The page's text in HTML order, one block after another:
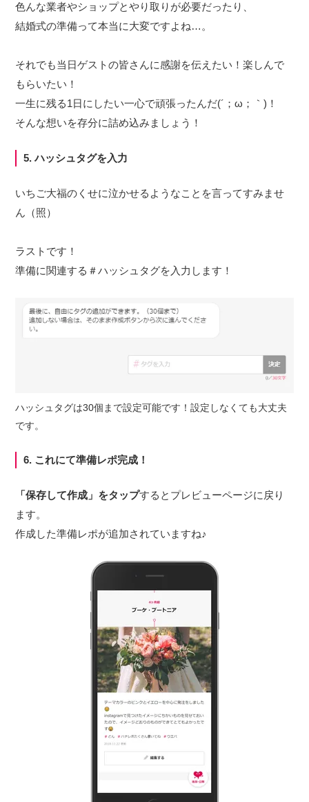
色んな業者やショップとやり取りが必要だったり、
結婚式の準備って本当に大変ですよね…。
それでも当日ゲストの皆さんに感謝を伝えたい！楽しんで
もらいたい！
一生に残る1日にしたい一心で頑張ったんだ(´；ω；｀)！
そんな想いを存分に詰め込みましょう！
5. ハッシュタグを入力
いちご大福のくせに泣かせるようなことを言ってすみませ
ん（照）
ラストです！
準備に関連する＃ハッシュタグを入力します！
ハッシュタグは30個まで設定可能です！設定しなくても大丈夫
です。
6. これにて準備レポ完成！
「保存して作成」をタップするとプレビューページに戻り
ます。
作成した準備レポが追加されていますね♪